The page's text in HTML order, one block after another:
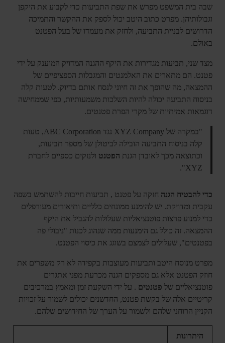
שבה בית המשפט מפרש את שפת התביעות כדי לקבוע את היקפן
וגבולותיהן. מפרט כתוב היטב יכול לספק את ההקשר והתמיכה
הדרושים לבניית התביעה, ולחזק את מעמדו של בעל הפטנט
באולם.
מצד שני, תביעות מגדירות את היקף ההגנה המדויק המוענק על ידי
פטנט. הם מתארים את האלמנטים והמגבלות הספציפיים של
ההמצאה, מה שהופך את זה חיוני לנסח אותם בדיוק. לטעות קלה
בניסוח התביעה יכולה להיות השלכות משמעותיות, כפי שממחישה
דוגמאות אמיתיות של מקרי הפרת פטנטים.
"במקרה של XYZ Company נגד ABC Corporation, טעות
קלה בניסוח התביעה הובילה לביטולן של מספר תביעות,
וכתוצאה מכך לאובדן הגנת הפטנט ולנזקים כספיים לחברת
XYZ".
כדי להבטיח הגנה חזקה על פטנט , תביעות חייבות להשתמש בשפה
עקבית ומדויקת. יש להימנע ממונחים כלליים ותיאורים מעורפלים
כדי למנוע פרצות פוטנציאליות שעלולות להגביל את היקף
ההמצאה. זה כולל גם הימנעות ממה שנהוג לכנות "ניבולי פה
בפטנטים", שעלולים לצמצם בשוגג את כיסוי הפטנט.
מפרט מנוסח היטב ותביעות מעוצבות בקפידה לא רק משפרים את
חוזק הפטנט אלא גם מספקים הגנה מכרעת מפני אתגרים
פוטנציאליים של פטנטים . על ידי השקעת זמן ומאמץ במרכיבים
קריטיים אלה של בקשת פטנט, החדשנים יכולים לשמור על זכויות
הקניין הרוחני שלהם ולשמור על הערך של החידושים שלהם.
היתרונות